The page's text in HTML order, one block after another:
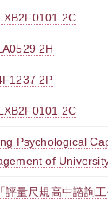
2C
2H
2P
2C
Psychological
of
評量尺規高中諮詢